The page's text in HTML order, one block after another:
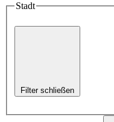
Stadt
Filter schließen